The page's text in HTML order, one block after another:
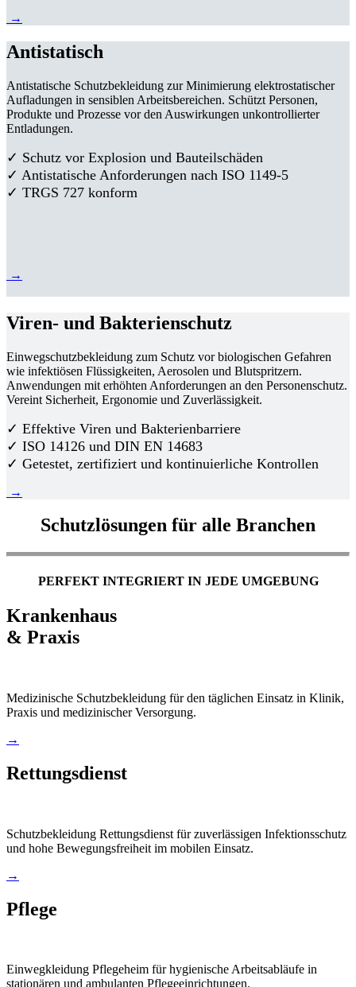
→
Antistatisch
Antistatische Schutzbekleidung zur Minimierung elektrostatischer
Aufladungen in sensiblen Arbeitsbereichen. Schützt Personen,
Produkte und Prozesse vor den Auswirkungen unkontrollierter
Entladungen.
✓ Schutz vor Explosion und Bauteilschäden
✓ Antistatische Anforderungen nach ISO 1149-5
✓ TRGS 727 konform
→
Viren- und Bakterienschutz
Einwegschutzbekleidung zum Schutz vor biologischen Gefahren
wie infektiösen Flüssigkeiten, Aerosolen und Blutspritzern.
Anwendungen mit erhöhten Anforderungen an den Personenschutz.
Vereint Sicherheit, Ergonomie und Zuverlässigkeit.
✓ Effektive Viren und Bakterienbarriere
✓ ISO 14126 und DIN EN 14683
✓ Getestet, zertifiziert und kontinuierliche Kontrollen
→
Schutzlösungen für alle Branchen
PERFEKT INTEGRIERT IN JEDE UMGEBUNG
Krankenhaus
& Praxis
Medizinische Schutzbekleidung für den täglichen Einsatz in Klinik,
Praxis und medizinischer Versorgung.
→
Rettungsdienst
Schutzbekleidung Rettungsdienst für zuverlässigen Infektionsschutz
und hohe Bewegungsfreiheit im mobilen Einsatz.
→
Pflege
Einwegkleidung Pflegeheim für hygienische Arbeitsabläufe in
stationären und ambulanten Pflegeeinrichtungen.